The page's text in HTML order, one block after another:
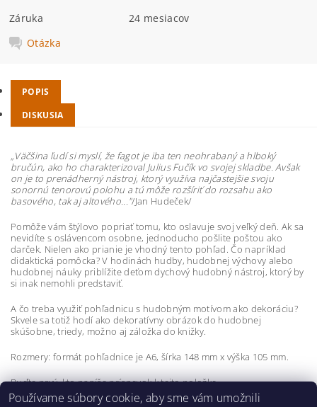
Záruka
24 mesiacov
Otázka
POPIS
DISKUSIA
„Väčšina ľudí si myslí, že fagot je iba ten neohrabaný a hlboký
bručún, ako ho charakterizoval Julius Fučík vo svojej skladbe. Avšak
on je to prenádherný nástroj, ktorý využíva najčastejšie svoju
sonornú tenorovú polohu a tú môže rozšíriť do rozsahu ako
basového, tak aj altového..."/Jan Hudeček/
Pomôže vám štýlovo popriať tomu, kto oslavuje svoj veľký deň. Ak sa
nevidíte s oslávencom osobne, jednoducho pošlite poštou ako
darček. Nielen ako prianie je vhodný tento pohľad. Čo napríklad
didaktická pomôcka? V hodinách hudby, hudobnej výchovy alebo
hudobnej náuky priblížite deťom dychový hudobný nástroj, ktorý by
si inak nemohli predstaviť.
A čo treba využiť pohľadnicu s hudobným motívom ako dekoráciu?
Skvele sa totiž hodí ako dekoratívny obrázok do hudobnej
skúšobne, triedy, možno aj záložka do knižky.
Rozmery: formát pohľadnice je A6, šírka 148 mm x výška 105 mm.
Buďte prvý, kto napíše príspevok k tejto položke.
Používame súbory cookie, aby sme vám umožnili